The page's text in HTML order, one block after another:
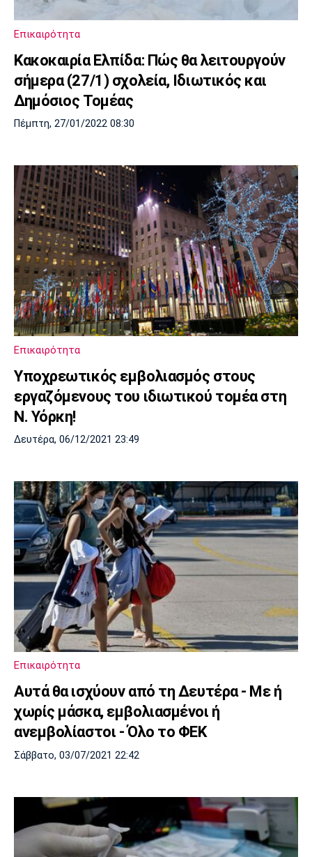
Επικαιρότητα
Κακοκαιρία Ελπίδα: Πώς θα λειτουργούν
σήμερα (27/1) σχολεία, Ιδιωτικός και
Δημόσιος Τομέας
Πέμπτη, 27/01/2022 08:30
Επικαιρότητα
Υποχρεωτικός εμβολιασμός στους
εργαζόμενους του ιδιωτικού τομέα στη
Ν. Υόρκη!
Δευτέρα, 06/12/2021 23:49
Επικαιρότητα
Αυτά θα ισχύουν από τη Δευτέρα - Με ή
χωρίς μάσκα, εμβολιασμένοι ή
ανεμβολίαστοι - Όλο το ΦΕΚ
Σάββατο, 03/07/2021 22:42